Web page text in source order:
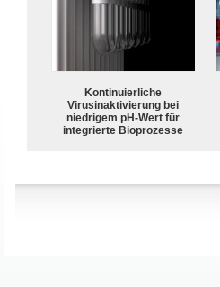
Kontinuierliche
Virusinaktivierung bei
niedrigem pH-Wert für
integrierte Bioprozesse